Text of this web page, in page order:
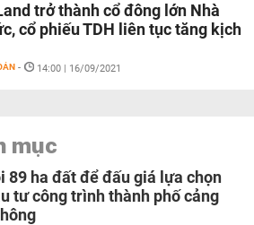
trở thành cổ đông lớn Nhà
cổ phiếu TDH liên tục tăng kịch
- 14:00 | 16/09/2021
mục
89 ha đất để đấu giá lựa chọn
tư công trình thành phố cảng